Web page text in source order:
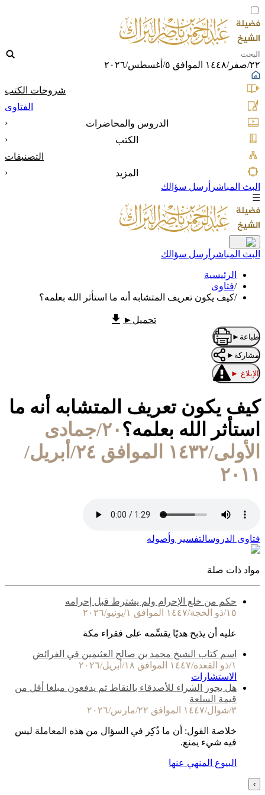
٢٢/صفر/١٤٤٨ الموافق ٥/أغسطس/٢٠٢٦
شروحات الكتب
الفتاوى
الدروس والمحاضرات
‹
الكتب
‹
التصنيفات
المزيد
‹
البث المباشر أرسل سؤالك
☰
البث المباشر أرسل سؤالك
الرئيسية
/فتاوى
/كيف يكون تعريف المتشابه أنه ما استأثر الله بعلمه؟
تحميل ►
طباعة ►
مشاركة ►
الإبلاغ ►
كيف يكون تعريف المتشابه أنه ما
استأثر الله بعلمه؟
٢٠/جمادى
الأولى/١٤٣٢ الموافق ٢٤/أبريل/
٢٠١١
فتاوى الدروسالتفسير وأصوله
مواد ذات صلة
حكم من خلع الإحرام ولم يشترط قبل إحرامه
١٥/ذو الحجة/١٤٤٧ الموافق ١/يونيو/٢٠٢٦
عليه أن يذبح هديًا يقسِّمه على فقراء مكة
اسم كتاب الشيخ محمد بن صالح العثيمين في الفرائض
١/ذو القعدة/١٤٤٧ الموافق ١٨/أبريل/٢٠٢٦
الاستشارات
هل يجوز الشراء للأصدقاء بالنقاط ثم يدفعون مبلغا أقل من
قيمة السلعة
٣/شوال/١٤٤٧ الموافق ٢٢/مارس/٢٠٢٦
خلاصة القول: أن ما ذُكِر في السؤال من هذه المعاملة ليس
فيه شيء يمنع.
البيوع المنهي عنها
›